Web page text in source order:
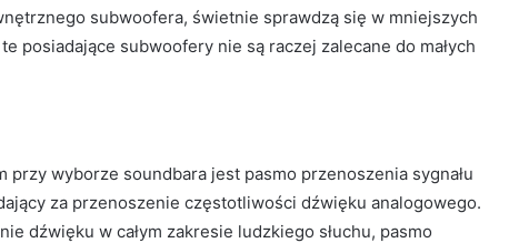
subwoofera, świetnie sprawdzą się w mniejszych
posiadające subwoofery nie są raczej zalecane do małych
przy wyborze soundbara jest pasmo przenoszenia sygnału
za przenoszenie częstotliwości dźwięku analogowego.
dźwięku w całym zakresie ludzkiego słuchu, pasmo